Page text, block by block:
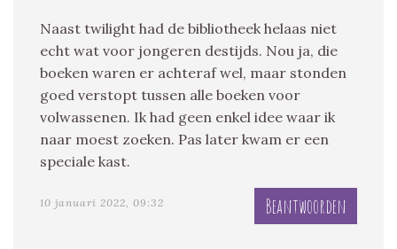
Naast twilight had de bibliotheek helaas niet
echt wat voor jongeren destijds. Nou ja, die
boeken waren er achteraf wel, maar stonden
goed verstopt tussen alle boeken voor
volwassenen. Ik had geen enkel idee waar ik
naar moest zoeken. Pas later kwam er een
speciale kast.
10 januari 2022, 09:32 Beantwoorden